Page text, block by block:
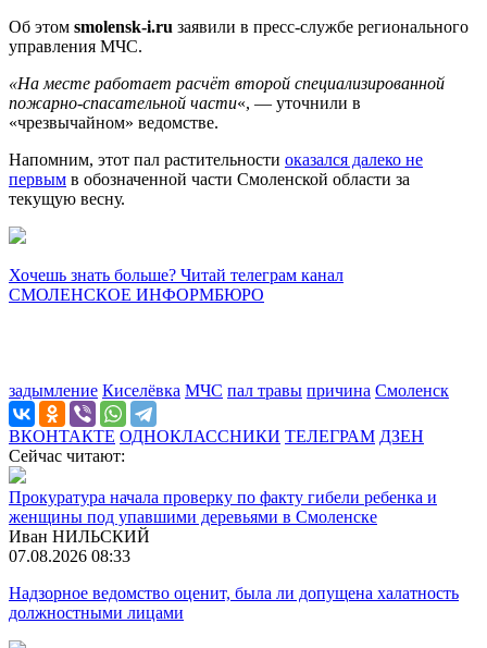
Об этом smolensk-i.ru заявили в пресс-службе регионального
управления МЧС.
«На месте работает расчёт второй специализированной
пожарно-спасательной части«, — уточнили в
«чрезвычайном» ведомстве.
Напомним, этот пал растительности оказался далеко не
первым в обозначенной части Смоленской области за
текущую весну.
Хочешь знать больше? Читай телеграм канал
СМОЛЕНСКОЕ ИНФОРМБЮРО
задымление Киселёвка МЧС пал травы причина Смоленск
ВКОНТАКТЕ ОДНОКЛАССНИКИ ТЕЛЕГРАМ ДЗЕН
Сейчас читают:
Прокуратура начала проверку по факту гибели ребенка и
женщины под упавшими деревьями в Смоленске
Иван НИЛЬСКИЙ
07.08.2026 08:33
Надзорное ведомство оценит, была ли допущена халатность
должностными лицами